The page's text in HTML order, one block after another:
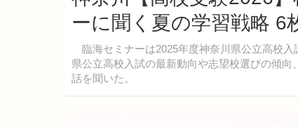
ーに聞く夏の学習戦略 6
臨海セミナーは2025年度神奈川県公立高校入
県公立高校入試の最新動向や志望校選びの傾
話を聞いた。